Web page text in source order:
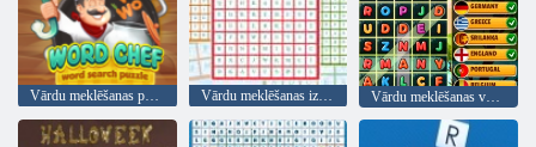
Vārdu meklēšanas puzzle Vārdu meklēšanas izaicinājums Vārdu meklēšanas valstis